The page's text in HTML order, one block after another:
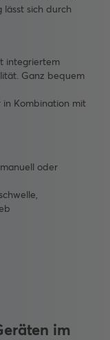
sich durch
integriertem
Ganz bequem
in Kombination mit
oder
im